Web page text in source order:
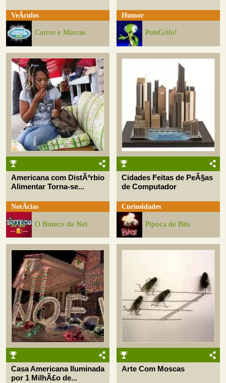
VeÃ­culos
Carros e Marcas
Humor
PutsGrilo!
Americana com DistÃºrbio
Alimentar Torna-se...
NotÃ­cias
O Buteco da Net
Cidades Feitas de PeÃ§as
de Computador
Curiosidades
Pipoca de Bits
Casa Americana Iluminada
por 1 MilhÃ£o de...
Arte Com Moscas